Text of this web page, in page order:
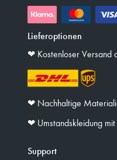
Lieferoptionen
❤︎ Kostenloser Versand
❤︎ Nachhaltige
❤︎ Umstandskleidung
Support